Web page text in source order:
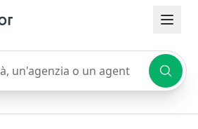
o un agente